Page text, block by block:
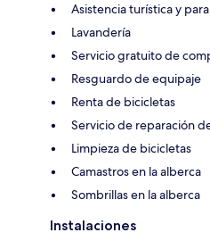
Asistencia turística y
Lavandería
Servicio gratuito de
Resguardo de equipaje
Renta de bicicletas
Servicio de reparación
Limpieza de bicicletas
Camastros en la alberca
Sombrillas en la alberca
Instalaciones